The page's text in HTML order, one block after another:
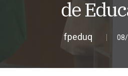
de
fpeduq